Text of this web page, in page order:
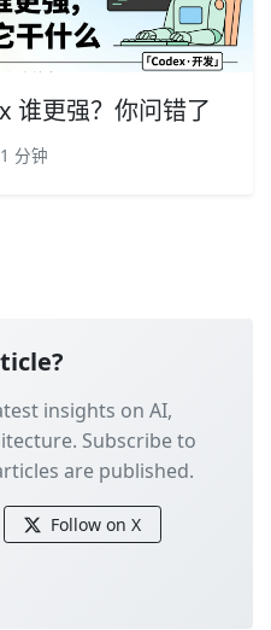
谁更强？你问错了
分钟
insights on AI,
Subscribe to
are published.
Follow on X